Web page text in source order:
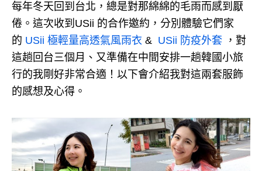
每年冬天回到台北，總是對那綿綿的毛雨而感到厭
倦。 這次收到USii 的合作邀約，分別體驗它們家
的 USii 極輕量高透氣風雨衣 & USii 防疫外套 ，對
這趟回台三個月、又準備在中間安排一趟韓國小旅
行的我剛好非常合適！ 以下會介紹我對這兩套服飾
的感想及心得。